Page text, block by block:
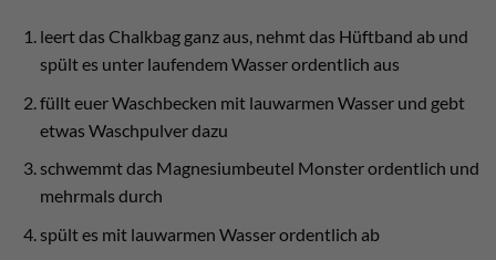
leert das Chalkbag ganz aus, nehmt das Hüftband ab und
spült es unter laufendem Wasser ordentlich aus
füllt euer Waschbecken mit lauwarmen Wasser und gebt
etwas Waschpulver dazu
schwemmt das Magnesiumbeutel Monster ordentlich und
mehrmals durch
spült es mit lauwarmen Wasser ordentlich ab